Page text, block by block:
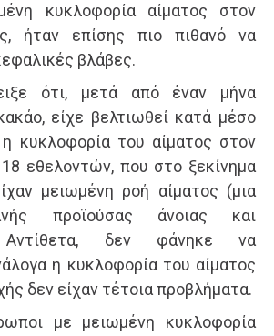
κυκλοφορία αίματος στον
ήταν επίσης πιο πιθανό να
βλάβες.
ότι, μετά από έναν μήνα
είχε βελτιωθεί κατά μέσο
κυκλοφορία του αίματος στον
εθελοντών, που στο ξεκίνημα
μειωμένη ροή αίματος (μια
προϊούσας άνοιας και
Αντίθετα, δεν φάνηκε να
η κυκλοφορία του αίματος
δεν είχαν τέτοια προβλήματα.
με μειωμένη κυκλοφορία